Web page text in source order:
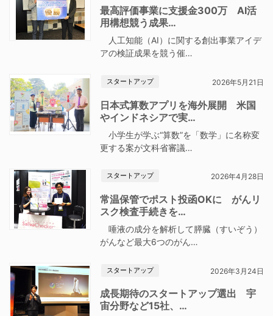
最高評価事業に支援金300万 AI活
用構想競う成果…
人工知能（AI）に関する創出事業アイデ
アの検証成果を競う催…
スタートアップ 2026年5月21日
日本式算数アプリを海外展開 米国
やインドネシアで実…
小学生が学ぶ“算数”を「数学」に名称変
更する案が文科省審議…
スタートアップ 2026年4月28日
常温保管でポスト投函OKに がんリ
スク検査手続きを…
唾液の成分を解析して膵臓（すいぞう）
がんなど最大6つのがん…
スタートアップ 2026年3月24日
成長期待のスタートアップ選出 宇
宙分野など15社、…